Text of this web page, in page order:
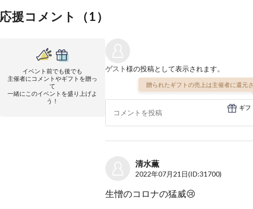
応援コメント（1）
イベント前でも後でも
主催者にコメントやギフトを贈っ
て
一緒にこのイベントを盛り上げよ
う！
ゲスト様の投稿として表示されます。
贈られたギフトの売上は主催者に還元
ギフ
清水薫
2022年07月21日(ID:31700)
生憎のコロナの猛威😢